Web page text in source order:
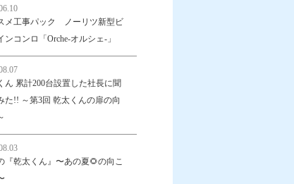
メ工事パック ノーリツ新型ビ
ンコンロ「Orche-オルシェ-」
ん 累計200台設置した社長に聞
た!! ～第3回 乾太くんの扉の向
『乾太くん』〜あの夏🌻の向こ